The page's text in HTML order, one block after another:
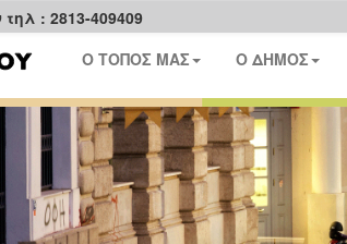
: 2813-409409
Ο ΤΟΠΟΣ ΜΑΣ Ο ΔΗΜΟΣ